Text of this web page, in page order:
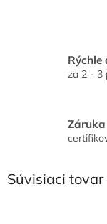
Rýchle
za 2 - 3
Súvisiaci tovar